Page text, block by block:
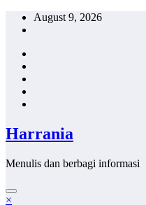
Skip
August 9, 2026
Harrania
Menulis dan berbagi informasi
×